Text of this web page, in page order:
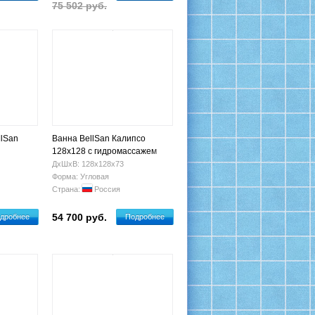
75 502 руб.
Ванна BellSan Калипсо
128x128 с гидромассажем
ДхШхВ: 128х128х73
Форма: Угловая
Страна:
Россия
54 700 руб. Подробнее